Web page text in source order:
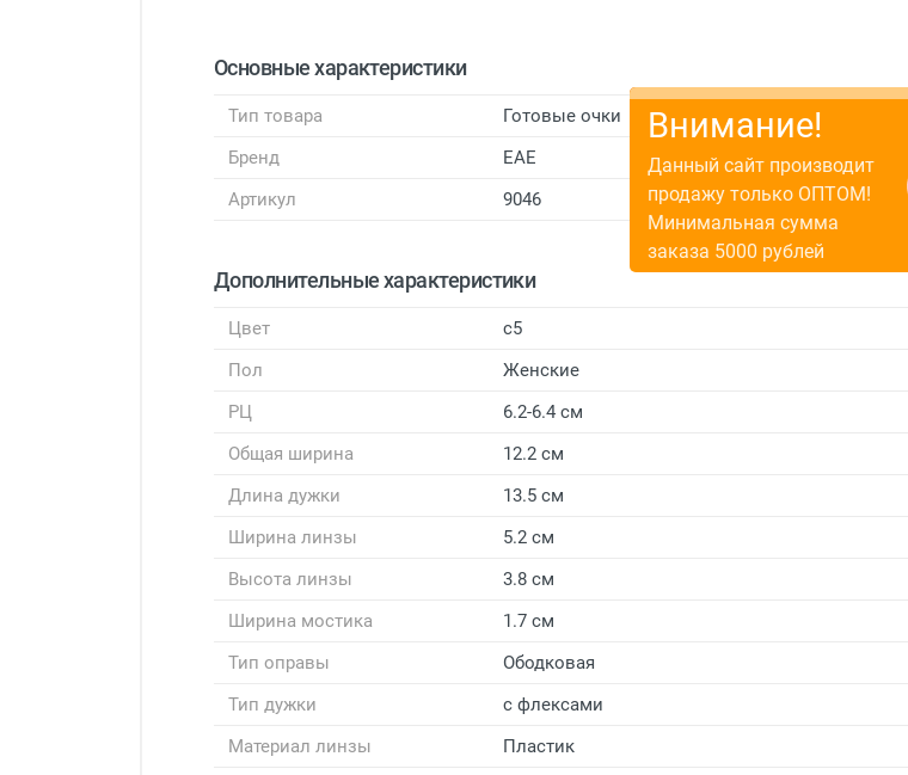
Основные характеристики
Тип товара
Готовые очки
Бренд
EAE
Артикул
9046
Дополнительные характеристики
Цвет
с5
Пол
Женские
РЦ
6.2-6.4 см
Общая ширина
12.2 см
Длина дужки
13.5 см
Ширина линзы
5.2 см
Высота линзы
3.8 см
Ширина мостика
1.7 см
Тип оправы
Ободковая
Тип дужки
с флексами
Материал линзы
Пластик
Внимание!
Данный сайт производит
продажу только ОПТОМ!
Минимальная сумма
заказа 5000 рублей